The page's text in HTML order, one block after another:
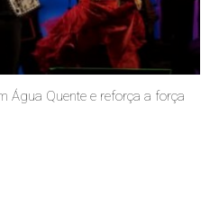
Água Quente e reforça a força